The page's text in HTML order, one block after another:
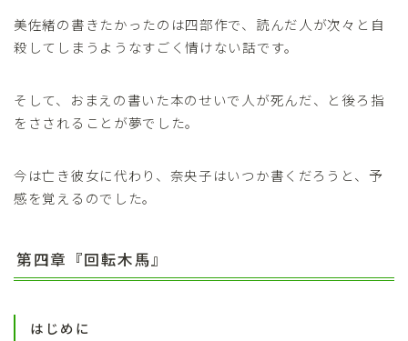
美佐緒の書きたかったのは四部作で、読んだ人が次々と自
殺してしまうようなすごく情けない話です。
そして、おまえの書いた本のせいで人が死んだ、と後ろ指
をさされることが夢でした。
今は亡き彼女に代わり、奈央子はいつか書くだろうと、予
感を覚えるのでした。
第四章『回転木馬』
はじめに